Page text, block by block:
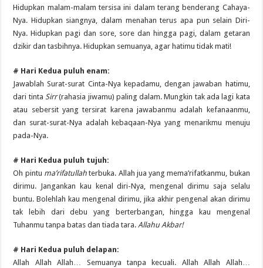
Hidupkan malam-malam tersisa ini dalam terang benderang Cahaya-
Nya. Hidupkan siangnya, dalam menahan terus apa pun selain Diri-
Nya. Hidupkan pagi dan sore, sore dan hingga pagi, dalam getaran
dzikir dan tasbihnya. Hidupkan semuanya, agar hatimu tidak mati!
# Hari Kedua puluh enam:
Jawablah Surat-surat Cinta-Nya kepadamu, dengan jawaban hatimu,
dari tinta Sirr(rahasia jiwamu) paling dalam. Mungkin tak ada lagi kata
atau sebersit yang tersirat karena jawabanmu adalah kefanaanmu,
dan surat-surat-Nya adalah kebaqaan-Nya yang menarikmu menuju
pada-Nya.
# Hari Kedua puluh tujuh:
Oh pintu ma’rifatullahterbuka. Allah jua yang mema’rifatkanmu, bukan
dirimu. Jangankan kau kenal diri-Nya, mengenal dirimu saja selalu
buntu. Bolehlah kau mengenal dirimu, jika akhir pengenal akan dirimu
tak lebih dari debu yang berterbangan, hingga kau mengenal
Tuhanmu tanpa batas dan tiada tara.Allahu Akbar!
# Hari Kedua puluh delapan:
Allah Allah Allah… Semuanya tanpa kecuali. Allah Allah Allah…